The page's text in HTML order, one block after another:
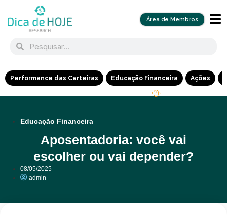
Área de Membros
Performance das Carteiras Educação Financeira Ações
Educação Financeira
Aposentadoria: você vai
escolher ou vai depender?
08/05/2025
admin